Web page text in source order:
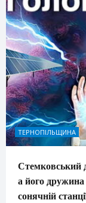
ТЕРНОПІЛЬЩИНА
Стемковський
а його дружина
сонячній